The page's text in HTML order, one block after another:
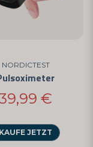
NORDICTEST
€
KAUFE JETZT